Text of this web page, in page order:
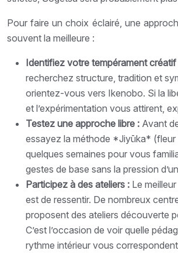
Pour faire un choix éclairé, une
souvent la meilleure :
Identifiez votre tempérament créatif
recherchez structure, tradition et
orientez-vous vers Ikenobo. Si la
et l’expérimentation vous attirent,
Testez une approche libre : Avant
essayez la méthode *Jiyūka* (fleur
quelques semaines pour vous
gestes de base sans la pression
Participez à des ateliers : Le
est de ressentir. De nombreux
proposent des ateliers découverte
C’est l’occasion de voir quelle
rythme intérieur vous